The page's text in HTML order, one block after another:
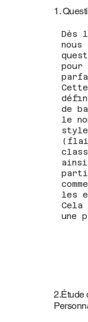
1.
Dès
nous
pour
de
le
les
Cela
une
2.Étude